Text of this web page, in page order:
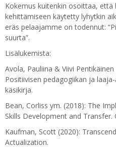
Kokemus kuitenkin osoittaa, että
kehittämiseen käytetty lyhytkin
eräs pelaajamme on todennut:
suurta”.
Lisälukemista:
Avola, Pauliina & Viivi
Positiivisen pedagogiikan ja
käsikirja.
Bean, Corliss ym. (2018): The
Skills Development and Transfer.
Kaufman, Scott (2020):
Actualization.